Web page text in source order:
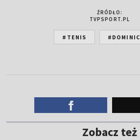
ŹRÓDŁO:
TVPSPORT.PL
#TENIS
Zobacz też